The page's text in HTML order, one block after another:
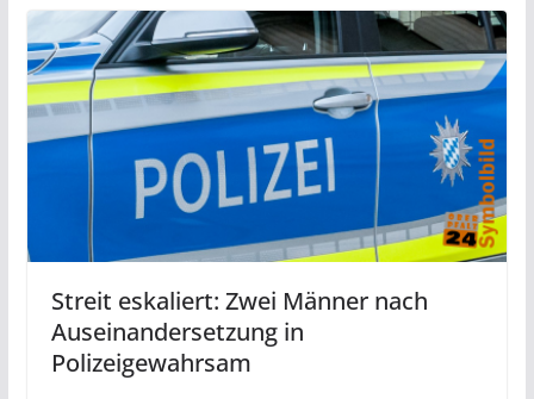
Streit eskaliert: Zwei Männer nach
Auseinandersetzung in
Polizeigewahrsam